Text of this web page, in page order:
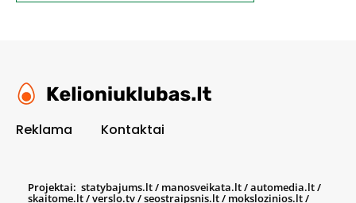
Reklama Kontaktai
Projektai: statybajums.lt/ manosveikata.lt/automedia.lt/
skaitome.lt/verslo.tv/seostraipsnis.lt/ mokslozinios.lt/